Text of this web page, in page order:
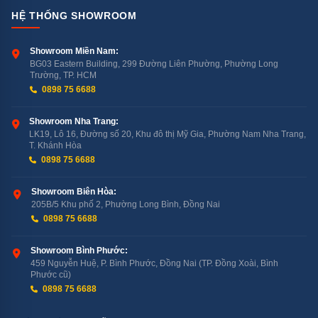
HỆ THỐNG SHOWROOM
Showroom Miền Nam:
BG03 Eastern Building, 299 Đường Liên Phường, Phường Long
Trường, TP. HCM
0898 75 6688
Showroom Nha Trang:
LK19, Lô 16, Đường số 20, Khu đô thị Mỹ Gia, Phường Nam Nha Trang,
T. Khánh Hòa
0898 75 6688
Showroom Biên Hòa:
205B/5 Khu phố 2, Phường Long Bình, Đồng Nai
0898 75 6688
Showroom Bình Phước:
459 Nguyễn Huệ, P. Bình Phước, Đồng Nai (TP. Đồng Xoài, Bình
Phước cũ)
0898 75 6688